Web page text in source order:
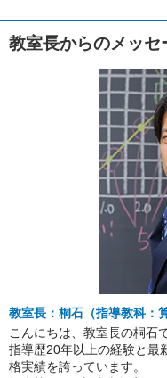
教室長からのメッセ
教室長：桐石（指導教科：
こんにちは、教室長の桐石
指導歴20年以上の経験と最
格実績を誇っています。